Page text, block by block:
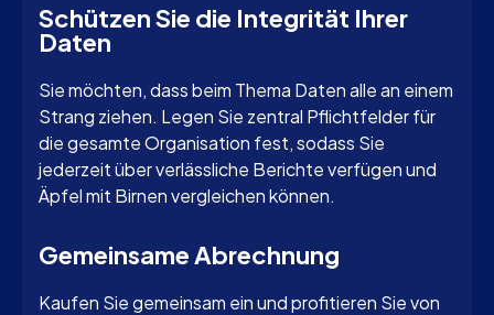
Schützen Sie die Integrität Ihrer
Daten
Sie möchten, dass beim Thema Daten alle an einem
Strang ziehen. Legen Sie zentral Pflichtfelder für
die gesamte Organisation fest, sodass Sie
jederzeit über verlässliche Berichte verfügen und
Äpfel mit Birnen vergleichen können.
Gemeinsame Abrechnung
Kaufen Sie gemeinsam ein und profitieren Sie von